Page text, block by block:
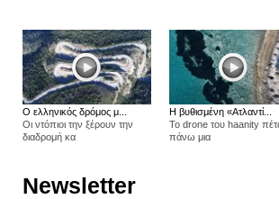
Ο ελληνικός δρόμος μ...
Οι ντόπιοι την ξέρουν την
διαδρομή κα
Η βυθισμένη «Ατλαντί...
Το drone του haanity
πάνω μια
Newsletter